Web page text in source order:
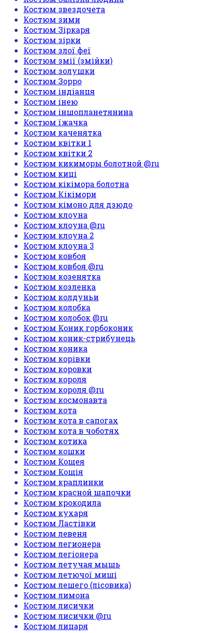
Костюм звездочета
Костюм зими
Костюм Зіркаря
Костюм зірки
Костюм злої феї
Костюм змії (змійки)
Костюм золушки
Костюм Зорро
Костюм індіанця
Костюм інею
Костюм іншопланетянина
Костюм їжачка
Костюм каченятка
Костюм квітки 1
Костюм квітки 2
Костюм кикиморы болотной @ru
Костюм киці
Костюм кікімора болотна
Костюм Кікімори
Костюм кімоно для дзюдо
Костюм клоуна
Костюм клоуна @ru
Костюм клоуна 2
Костюм клоуна 3
Костюм ковбоя
Костюм ковбоя @ru
Костюм козенятка
Костюм козленка
Костюм колдуньи
Костюм колобка
Костюм колобок @ru
Костюм Коник горбоконик
Костюм коник-стрибунець
Костюм коника
Костюм корівки
Костюм коровки
Костюм короля
Костюм короля @ru
Костюм космонавта
Костюм кота
Костюм кота в сапогах
Костюм кота в чоботях
Костюм котика
Костюм кошки
Костюм Кощея
Костюм Кощія
Костюм краплинки
Костюм красной шапочки
Костюм крокодила
Костюм кухаря
Костюм Ластівки
Костюм левеня
Костюм легионера
Костюм легіонера
Костюм летучая мышь
Костюм летючої миші
Костюм лешего (лісовика)
Костюм лимона
Костюм лисички
Костюм лисички @ru
Костюм лицаря